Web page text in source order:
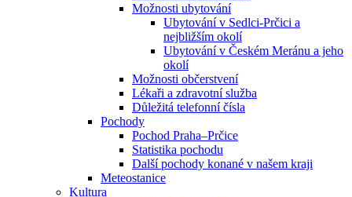
Možnosti ubytování
Ubytování v Sedlci-Prčici a
nejbližším okolí
Ubytování v Českém Meránu a jeho
okolí
Možnosti občerstvení
Lékaři a zdravotní služba
Důležitá telefonní čísla
Pochody
Pochod Praha–Prčice
Statistika pochodu
Další pochody konané v našem kraji
Meteostanice
Kultura